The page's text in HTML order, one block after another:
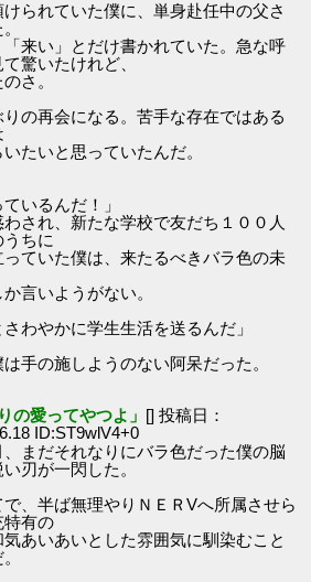
られていた僕に、単身赴任中の父さ
来い」とだけ書かれていた。急な呼
驚いたけれど、
さ。
の再会になる。苦手な存在ではある
たいと思っていたんだ。
いるんだ！」
され、新たな学校で友だち１００人
ちに
ていた僕は、来たるべきバラ色の未
言いようがない。
さわやかに学生生活を送るんだ」
手の施しようのない阿呆だった。
の愛ってやつよ」 [] 投稿日：
ID:ST9wlV4+0
まだそれなりにバラ色だった僕の脳
刃が一閃した。
、半ば無理やりＮＥＲVへ所属させら
特有の
あいあいとした雰囲気に馴染むこと